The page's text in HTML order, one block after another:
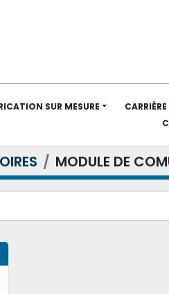
SUR MESURE CARRIÈRE
MODULE DE